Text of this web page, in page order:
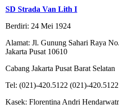
SD Strada Van Lith I
Berdiri: 24 Mei 1924
Alamat: Jl. Gunung Sahari Raya
Jakarta Pusat 10610
Cabang Jakarta Pusat Barat Selatan
Tel: (021)-420.5122 (021)-420.5122
Kasek: Florentina Andri